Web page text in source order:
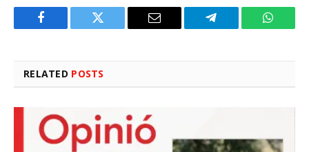
Facebook Twitter Email Telegram
RELATED POSTS